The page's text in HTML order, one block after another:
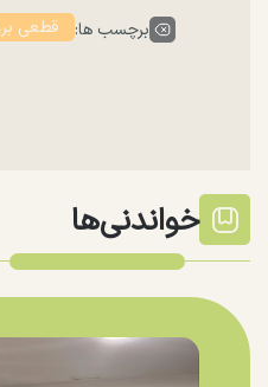
برچسب ها: قطعی
خواندنی‌ها